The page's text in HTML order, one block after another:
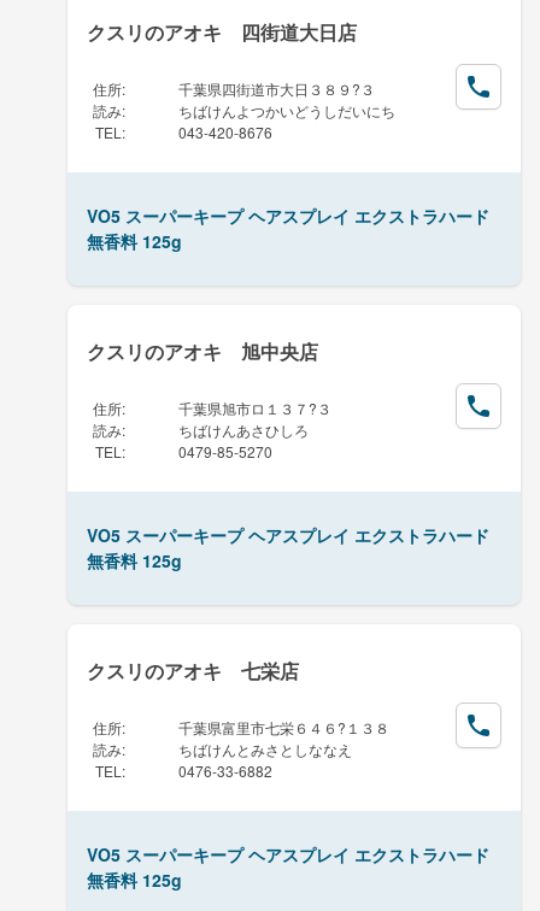
クスリのアオキ 四街道大日店
住所:
千葉県四街道市大日３８９?３
読み:
ちばけんよつかいどうしだいにち
TEL : 043-420-8676
VO5 スーパーキープ ヘアスプレイ エクストラハード
無香料 125g
クスリのアオキ 旭中央店
住所:
千葉県旭市ロ１３７?３
読み:
ちばけんあさひしろ
TEL : 0479-85-5270
VO5 スーパーキープ ヘアスプレイ エクストラハード
無香料 125g
クスリのアオキ 七栄店
住所:
千葉県富里市七栄６４６?１３８
読み:
ちばけんとみさとしななえ
TEL : 0476-33-6882
VO5 スーパーキープ ヘアスプレイ エクストラハード
無香料 125g